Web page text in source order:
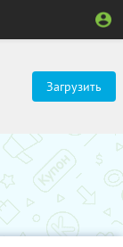
Загрузить